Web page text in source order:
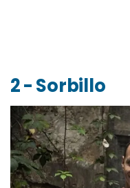
2 - Sorbillo